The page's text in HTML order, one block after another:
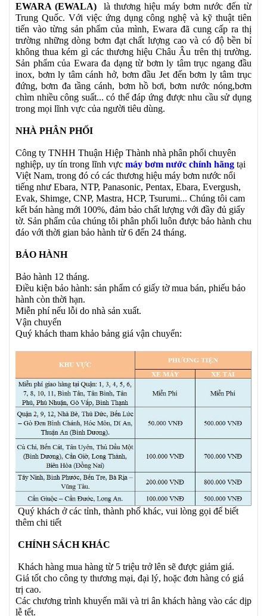
EWARA (EWALA) là thương hiệu máy bơm nước đến từ
Trung Quốc. Với việc ứng dụng công nghệ và kỹ thuật tiên
tiến vào từng sản phẩm của mình, Ewara đã cung cấp ra thị
trường những dòng bơm đạt chất lượng cao và có độ bền bỉ
không thua kém gì các thương hiệu Châu Âu trên thị trường.
Sản phẩm của Ewara đa dạng từ bơm ly tâm trục ngang đầu
inox, bơm ly tâm cánh hở, bơm đầu Jet đến bơm ly tâm trục
đứng, bơm đa tầng cánh, bơm hồ bơi, bơm nước nóng,bơm
chìm nhiều công suất... có thể đáp ứng được nhu cầu sử dụng
trong mọi lĩnh vực của người tiêu dùng.
NHÀ PHÂN PHỐI
Công ty TNHH Thuận Hiệp Thành nhà phân phối chuyên
nghiệp, uy tín trong lĩnh vực máy bơm nước chính hãng tại
Việt Nam, trong đó có các thương hiệu máy bơm nước nổi
tiếng như Ebara, NTP, Panasonic, Pentax, Ebara, Evergush,
Evak, Shimge, CNP, Mastra, HCP, Tsurumi... Chúng tôi cam
kết bán hàng mới 100%, đảm bảo chất lượng với đầy đủ giấy
tờ. Sản phẩm của chúng tôi phân phối luôn được bảo hành chu
đáo với thời gian bảo hành từ 6 đến 24 tháng.
BẢO HÀNH
Bảo hành 12 tháng.
Điều kiện bảo hành: sản phẩm có giấy tờ mua bán, phiếu bảo
hành còn thời hạn.
Miễn phí nếu lỗi do nhà sản xuất.
Vận chuyển
Quý khách tham khảo bảng giá vận chuyển:
Quý khách ở các tỉnh, thành phố khác, vui lòng gọi để biết
thêm chi tiết
CHÍNH SÁCH KHÁC
Khách hàng mua hàng từ 5 triệu trở lên sẽ được giảm giá.
Giá tốt cho công ty thương mại, đại lý, hoặc đơn hàng có giá
trị cao.
Các chương trình khuyến mãi và tri ân khách hàng vào các dịp
lễ tết.